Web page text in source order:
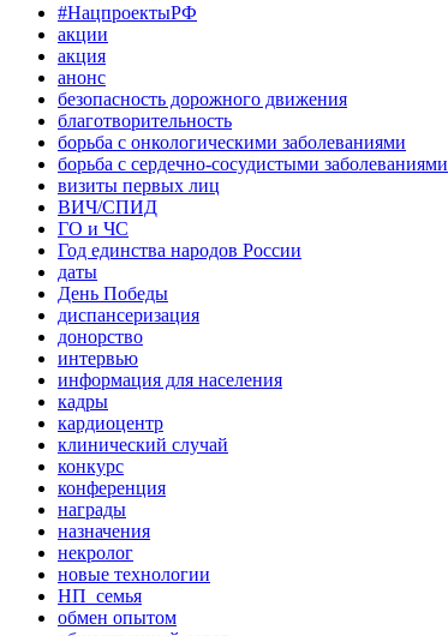
#НацпроектыРФ
акции
акция
анонс
безопасность дорожного движения
благотворительность
борьба с онкологическими заболеваниями
борьба с сердечно-сосудистыми заболеваниями
визиты первых лиц
ВИЧ/СПИД
ГО и ЧС
Год единства народов России
даты
День Победы
диспансеризация
донорство
интервью
информация для населения
кадры
кардиоцентр
клинический случай
конкурс
конференция
награды
назначения
некролог
новые технологии
НП_семья
обмен опытом